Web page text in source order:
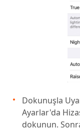
Dokunuşla
Ayarlar'da
dokunun.